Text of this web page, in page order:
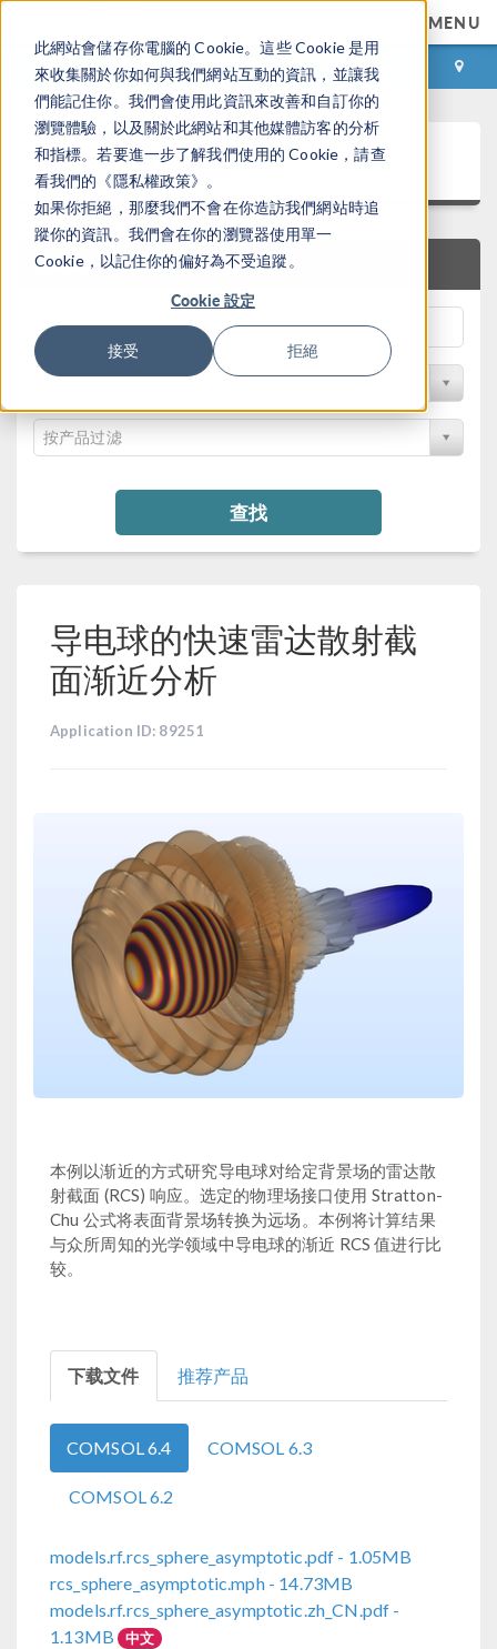
此網站會儲存你電腦的 Cookie。這些 Cookie 是用
來收集關於你如何與我們網站互動的資訊，並讓我
們能記住你。我們會使用此資訊來改善和自訂你的
瀏覽體驗，以及關於此網站和其他媒體訪客的分析
和指標。若要進一步了解我們使用的 Cookie，請查
看我們的《隱私權政策》。
如果你拒絕，那麼我們不會在你造訪我們網站時追
蹤你的資訊。我們會在你的瀏覽器使用單一
Cookie，以記住你的偏好為不受追蹤。
Cookie 設定
接受 拒絕
MENU
登录 咨询与购买
案例下载
快速搜索
按学科过滤
按产品过滤
查找
导电球的快速雷达散射截
面渐近分析
Application ID: 89251
本例以渐近的方式研究导电球对给定背景场的雷达散
射截面 (RCS) 响应。选定的物理场接口使用 Stratton-
Chu 公式将表面背景场转换为远场。本例将计算结果
与众所周知的光学领域中导电球的渐近 RCS 值进行比
较。
下载文件 推荐产品
COMSOL 6.4 COMSOL 6.3
COMSOL 6.2
models.rf.rcs_sphere_asymptotic.pdf - 1.05MB
rcs_sphere_asymptotic.mph- 14.73MB
models.rf.rcs_sphere_asymptotic.zh_CN.pdf -
1.13MB 中文